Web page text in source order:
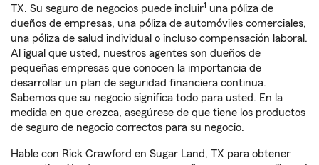
TX. Su seguro de negocios puede incluir1 una póliza de
dueños de empresas, una póliza de automóviles comerciales,
una póliza de salud individual o incluso compensación laboral.
Al igual que usted, nuestros agentes son dueños de
pequeñas empresas que conocen la importancia de
desarrollar un plan de seguridad financiera continua.
Sabemos que su negocio significa todo para usted. En la
medida en que crezca, asegúrese de que tiene los productos
de seguro de negocio correctos para su negocio.
Hable con Rick Crawford en Sugar Land, TX para obtener